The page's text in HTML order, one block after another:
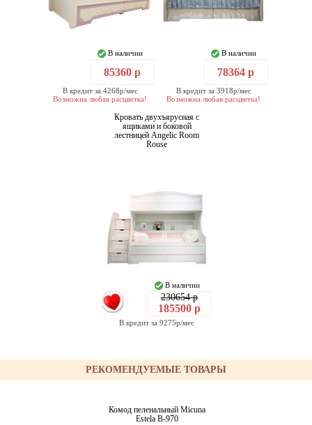
В наличии
85360 р
В кредит за 4268р/мес
Возможна любая расцветка!
В наличии
78364 р
В кредит за 3918р/мес
Возможна любая расцветка!
Кровать двухъярусная с
ящиками и боковой
лестницей Angelic Room
Rouse
В наличии
230654 р
185500 р
В кредит за 9275р/мес
РЕКОМЕНДУЕМЫЕ ТОВАРЫ
Комод пеленальный Micuna
Estela B-970